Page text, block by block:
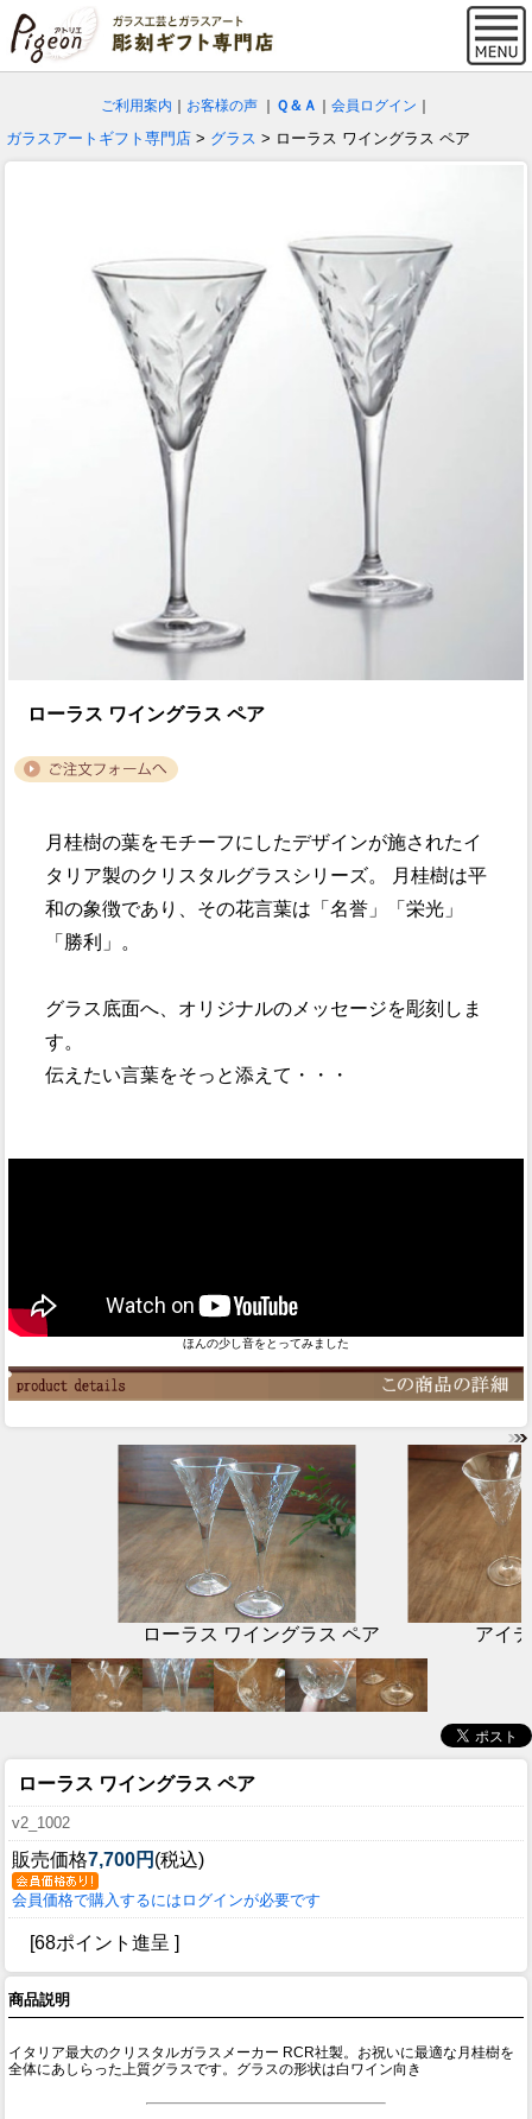
ご利用案内 お客様の声 Ｑ＆Ａ 会員ログイン
ガラスアートギフト専門店 > グラス > ローラス ワイングラス ペア
ローラス ワイングラス ペア
月桂樹の葉をモチーフにしたデザインが施されたイ
タリア製のクリスタルグラスシリーズ。 月桂樹は平
和の象徴であり、その花言葉は「名誉」「栄光」
「勝利」。
グラス底面へ、オリジナルのメッセージを彫刻しま
す。
伝えたい言葉をそっと添えて・・・
ほんの少し音をとってみました
ローラス ワイングラス ペア アイ
ローラス ワイングラス ペア
v2_1002
販売価格7,700円 (税込)
会員価格で購入するにはログインが必要です
[68ポイント進呈 ]
商品説明
イタリア最大のクリスタルガラスメーカー RCR社製。お祝いに最適な月桂樹を
全体にあしらった上質グラスです。グラスの形状は白ワイン向き